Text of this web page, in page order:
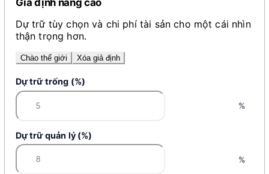
Giả định nâng cao
Dự trữ tùy chọn và chi phí tài sản cho một cái nhìn
thận trọng hơn.
Chào thế giới Xóa giả định
Dự trữ trống (%)
%
Dự trữ quản lý (%)
%